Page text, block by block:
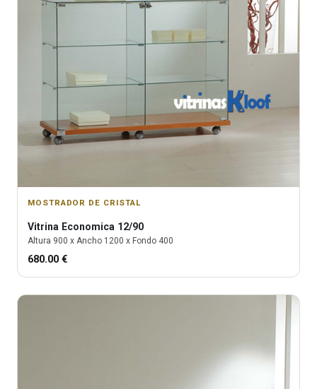
MOSTRADOR DE CRISTAL
Vitrina Economica 12/90
Altura 900 x Ancho 1200 x Fondo 400
680.00 €